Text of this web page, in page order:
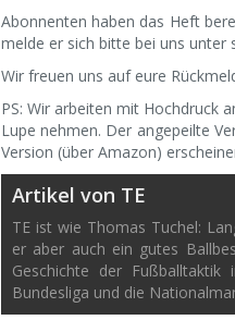
Abonnenten haben das Heft
melde er sich bitte bei uns unter
Wir freuen uns auf eure
PS: Wir arbeiten mit Hochdruck
Lupe nehmen. Der angepeilte
Version (über Amazon)
Artikel von TE
TE ist wie Thomas Tuchel:
er aber auch ein gutes
Geschichte der
Bundesliga und die